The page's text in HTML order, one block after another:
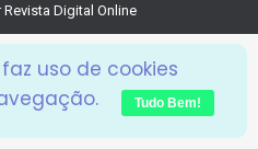
Revista Digital Online
uso de cookies
Tudo Bem!